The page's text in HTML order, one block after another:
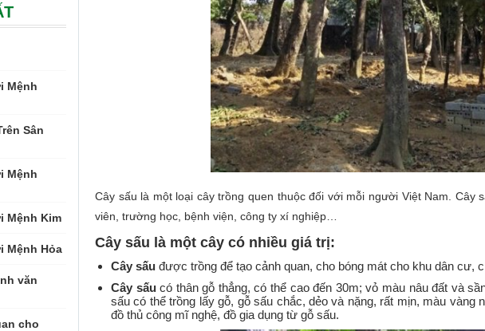
Cây sấu là một loại cây trồng quen thuộc đối với mỗi người Việt Nam.
viên, trường học, bệnh viện, công ty xí nghiệp…
Cây sấu là một cây có nhiều giá trị:
Cây sấu được trồng để tạo cảnh quan, cho bóng mát cho khu dân cư,
Cây sấucó thân gỗ thẳng, có thể cao đến 30m; vỏ màu nâu đất và
sấu có thể trồng lấy gỗ, gỗ sấu chắc, dẻo và nặng, rất mịn, màu vàng
đồ thủ công mĩ nghệ, đồ gia dụng từ gỗ sấu.
Mệnh
Sân
Mệnh
Mệnh Kim
Mệnh Hỏa
văn
cho